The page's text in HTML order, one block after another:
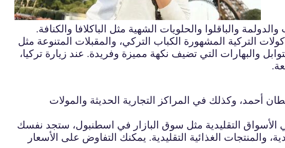
والباقلوا والحلويات الشهية مثل الباكلافا والكنافة.
التركية المشهورة الكباب التركي، والمقبلات المتنوعة مثل
والبهارات التي تضيف نكهة مميزة وفريدة. عند زيارة تركيا،
أحمد، وكذلك في المراكز التجارية الحديثة والمولات
التقليدية مثل سوق البازار في اسطنبول، ستجد نفسك
والمنتجات الغذائية التقليدية. يمكنك التفاوض على الأسعار